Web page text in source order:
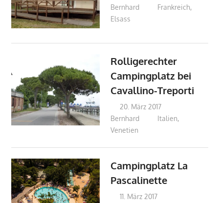
Bernhard
Frankreich,
Elsass
Rolligerechter
Campingplatz bei
Cavallino-Treporti
20. März 2017
Bernhard
Italien,
Venetien
Campingplatz La
Pascalinette
11. März 2017